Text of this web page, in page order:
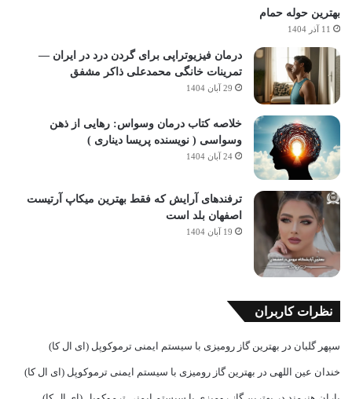
بهترین حوله حمام
11 آذر 1404
درمان فیزیوتراپی برای گردن درد در ایران —
تمرینات خانگی محمدعلی ذاکر مشفق
29 آبان 1404
خلاصه کتاب درمان وسواس: رهایی از ذهن
وسواسی ( نویسنده پریسا دیناری )
24 آبان 1404
ترفندهای آرایش که فقط بهترین میکاپ آرتیست
اصفهان بلد است
19 آبان 1404
نظرات کاربران
سپهر گلبان در بهترین گاز رومیزی با سیستم ایمنی ترموکوپل (ای ال کا)
خندان عین اللهی در بهترین گاز رومیزی با سیستم ایمنی ترموکوپل (ای ال کا)